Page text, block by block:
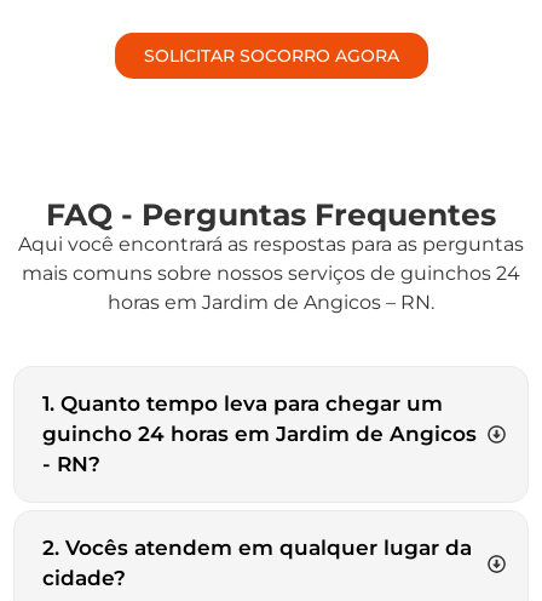
SOLICITAR SOCORRO AGORA
FAQ - Perguntas Frequentes
Aqui você encontrará as respostas para as perguntas
mais comuns sobre nossos serviços de guinchos 24
horas em Jardim de Angicos – RN.
1. Quanto tempo leva para chegar um
guincho 24 horas em Jardim de Angicos
- RN?
2. Vocês atendem em qualquer lugar da
cidade?